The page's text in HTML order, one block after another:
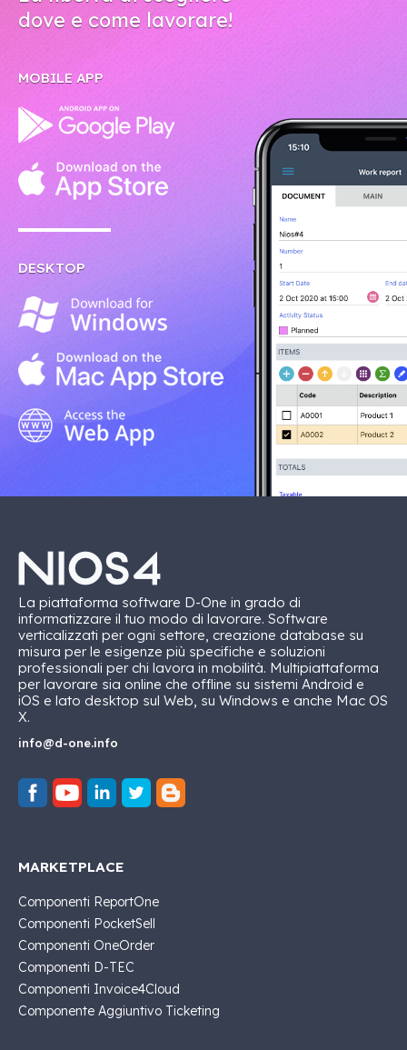
dove e come lavorare!
MOBILE APP
DESKTOP
La piattaforma software D-One in grado di
informatizzare il tuo modo di lavorare. Software
verticalizzati per ogni settore, creazione database su
misura per le esigenze più specifiche e soluzioni
professionali per chi lavora in mobilità. Multipiattaforma
per lavorare sia online che offline su sistemi Android e
iOS e lato desktop sul Web, su Windows e anche Mac OS
X.
info@d-one.info
MARKETPLACE
Componenti ReportOne
Componenti PocketSell
Componenti OneOrder
Componenti D-TEC
Componenti Invoice4Cloud
Componente Aggiuntivo Ticketing